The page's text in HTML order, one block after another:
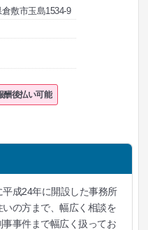
敷市玉島1534-9
酬後払い可能
成24年に開設した事務所
の方まで、幅広く相談を
事件まで幅広く扱ってお